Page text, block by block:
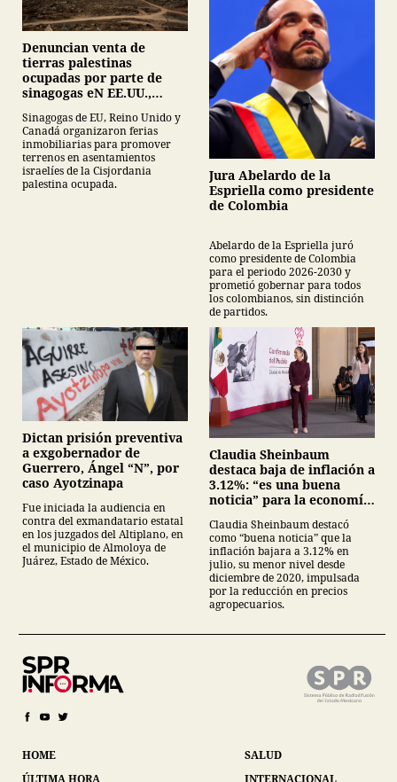
Denuncian venta de
tierras palestinas
ocupadas por parte de
sinagogas eN EE.UU.,
Sinagogas de EU, Reino Unido y
Canadá organizaron ferias
inmobiliarias para promover
terrenos en asentamientos
israelíes de la Cisjordania
palestina ocupada.
Jura Abelardo de la
Espriella como presidente
de Colombia
Abelardo de la Espriella juró
como presidente de Colombia
para el periodo 2026-2030 y
prometió gobernar para todos
los colombianos, sin distinción
de partidos.
Dictan prisión preventiva
a exgobernador de
Guerrero, Ángel “N”, por
caso Ayotzinapa
Fue iniciada la audiencia en
contra del exmandatario estatal
en los juzgados del Altiplano, en
el municipio de Almoloya de
Juárez, Estado de México.
Claudia Sheinbaum
destaca baja de inflación a
3.12%: “es una buena
noticia” para la economía
Claudia Sheinbaum destacó
como “buena noticia” que la
inflación bajara a 3.12% en
julio, su menor nivel desde
diciembre de 2020, impulsada
por la reducción en precios
agropecuarios.
HOME
ÚLTIMA HORA
SALUD
INTERNACIONAL